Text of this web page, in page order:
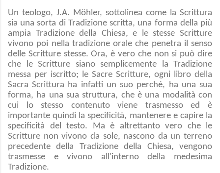
Un teologo, J.A. Möhler, sottolinea come la Scrittura
sia una sorta di Tradizione scritta, una forma della più
ampia Tradizione della Chiesa, e le stesse Scritture
vivono poi nella tradizione orale che penetra il senso
delle Scritture stesse. Ora, è vero che non si può dire
che le Scritture siano semplicemente la Tradizione
messa per iscritto; le Sacre Scritture, ogni libro della
Sacra Scrittura ha infatti un suo perché, ha una sua
forma, ha una sua struttura, che è una modalità con
cui lo stesso contenuto viene trasmesso ed è
importante quindi la specificità, mantenere e capire la
specificità del testo. Ma è altrettanto vero che le
Scritture non vivono da sole, nascono da un terreno
precedente della Tradizione della Chiesa, vengono
trasmesse e vivono all'interno della medesima
Tradizione.